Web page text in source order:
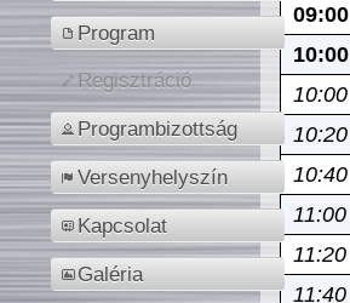
Program
Regisztráció
Programbizottság
Versenyhelyszín
Kapcsolat
Galéria
09:00
10:00
10:00
10:20
10:40
11:00
11:20
11:40